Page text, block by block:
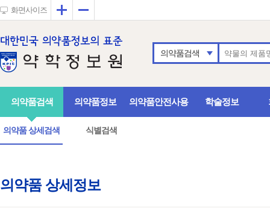
화면사이즈 확대
의약품검색
의약품검색
의약품 상세검색 식별검색
의약품정보 의약품안전사용 학술정보
의약품 상세정보